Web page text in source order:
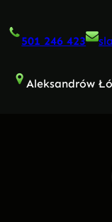
do
501 246 423
Aleksandrów